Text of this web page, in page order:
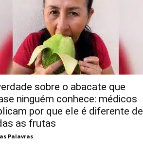
sobre o abacate que
ninguém conhece: médicos
por que ele é diferente de
as frutas
Palavras